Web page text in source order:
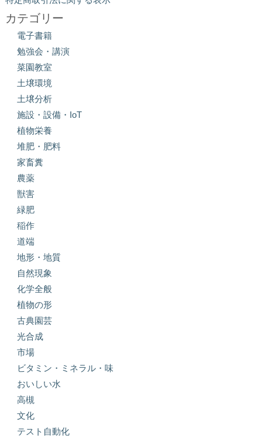
カテゴリー
電子書籍
勉強会・講演
菜園教室
土壌環境
土壌分析
施設・設備・IoT
植物栄養
堆肥・肥料
家畜糞
農薬
獣害
緑肥
稲作
道端
地形・地質
自然現象
化学全般
植物の形
古典園芸
光合成
市場
ビタミン・ミネラル・味
おいしい水
高槻
文化
テスト自動化